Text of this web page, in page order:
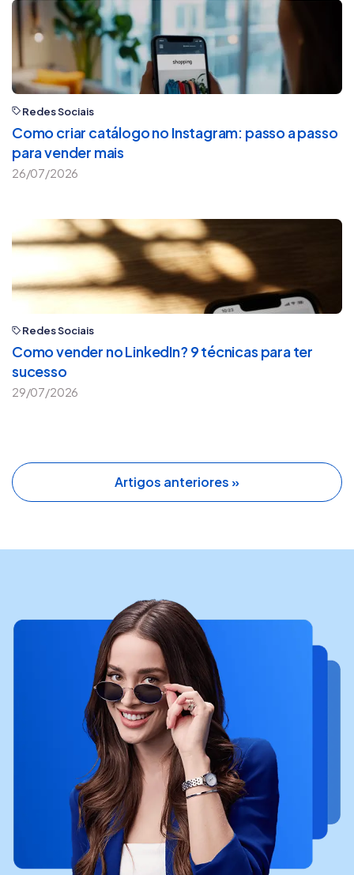
Redes Sociais
Como criar catálogo no Instagram: passo a passo
para vender mais
26/07/2026
Redes Sociais
Como vender no LinkedIn? 9 técnicas para ter
sucesso
29/07/2026
Artigos anteriores »